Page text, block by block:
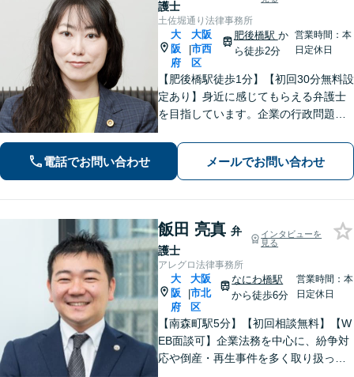
護士
土佐堀通り法律事務所
大
阪
府
|
大阪
市西
区
肥後橋駅 か
ら徒歩2分
営業時間：本
日定休日
【肥後橋駅徒歩1分】【初回30分無料設
定あり】身近に感じてもらえる弁護士
を目指しています。企業の行政問題／
律問題に対応可能【夜間／休日応相
談】専門家の知識と経験で皆様の力に
なります。気軽にご相談ください。
電話でお問い合わせ メールでお問い合わせ
飯田 亮真 弁
護士
インタビューを
見る
アレグロ法律事務所
大
阪
府
|
大阪
市北
区
なにわ橋駅
から徒歩6分
営業時間：本
日定休日
【南森町駅5分】【初回相談無料】【W
EB面談可】企業法務を中心に、紛争対
応や倒産・再生事件を多く取り扱って